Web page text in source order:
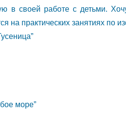
в своей работе с детьми.
на практических занятиях по
море”